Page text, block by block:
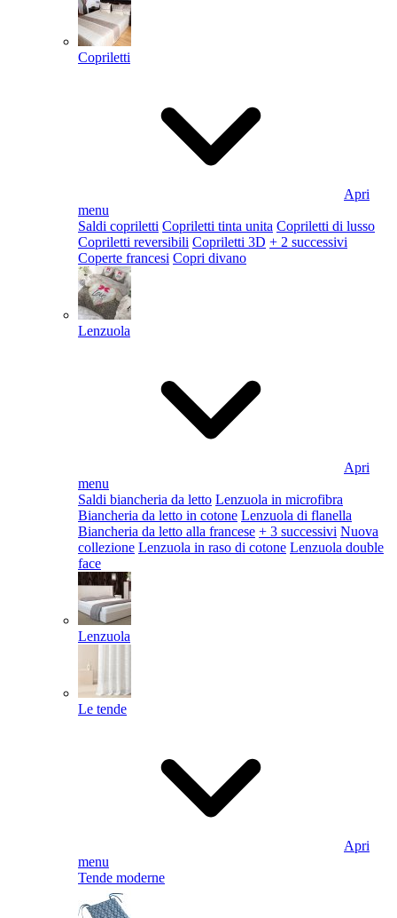
Copriletti
Apri
menu
Saldi copriletti Copriletti tinta unita Copriletti di lusso
Copriletti reversibili Copriletti 3D + 2 successivi
Coperte francesi Copri divano
Lenzuola
Apri
menu
Saldi biancheria da letto Lenzuola in microfibra
Biancheria da letto in cotone Lenzuola di flanella
Biancheria da letto alla francese + 3 successivi Nuova
collezione Lenzuola in raso di cotone Lenzuola double
face
Lenzuola
Le tende
Apri
menu
Tende moderne